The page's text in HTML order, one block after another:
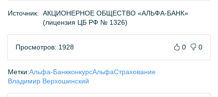
Источник: АКЦИОНЕРНОЕ ОБЩЕСТВО «АЛЬФА-БАНК»
(лицензия ЦБ РФ № 1326)
Просмотров: 1928 0 0
Метки:Альфа-БанкконкурсАльфаСтрахование
Владимир Верхошинский